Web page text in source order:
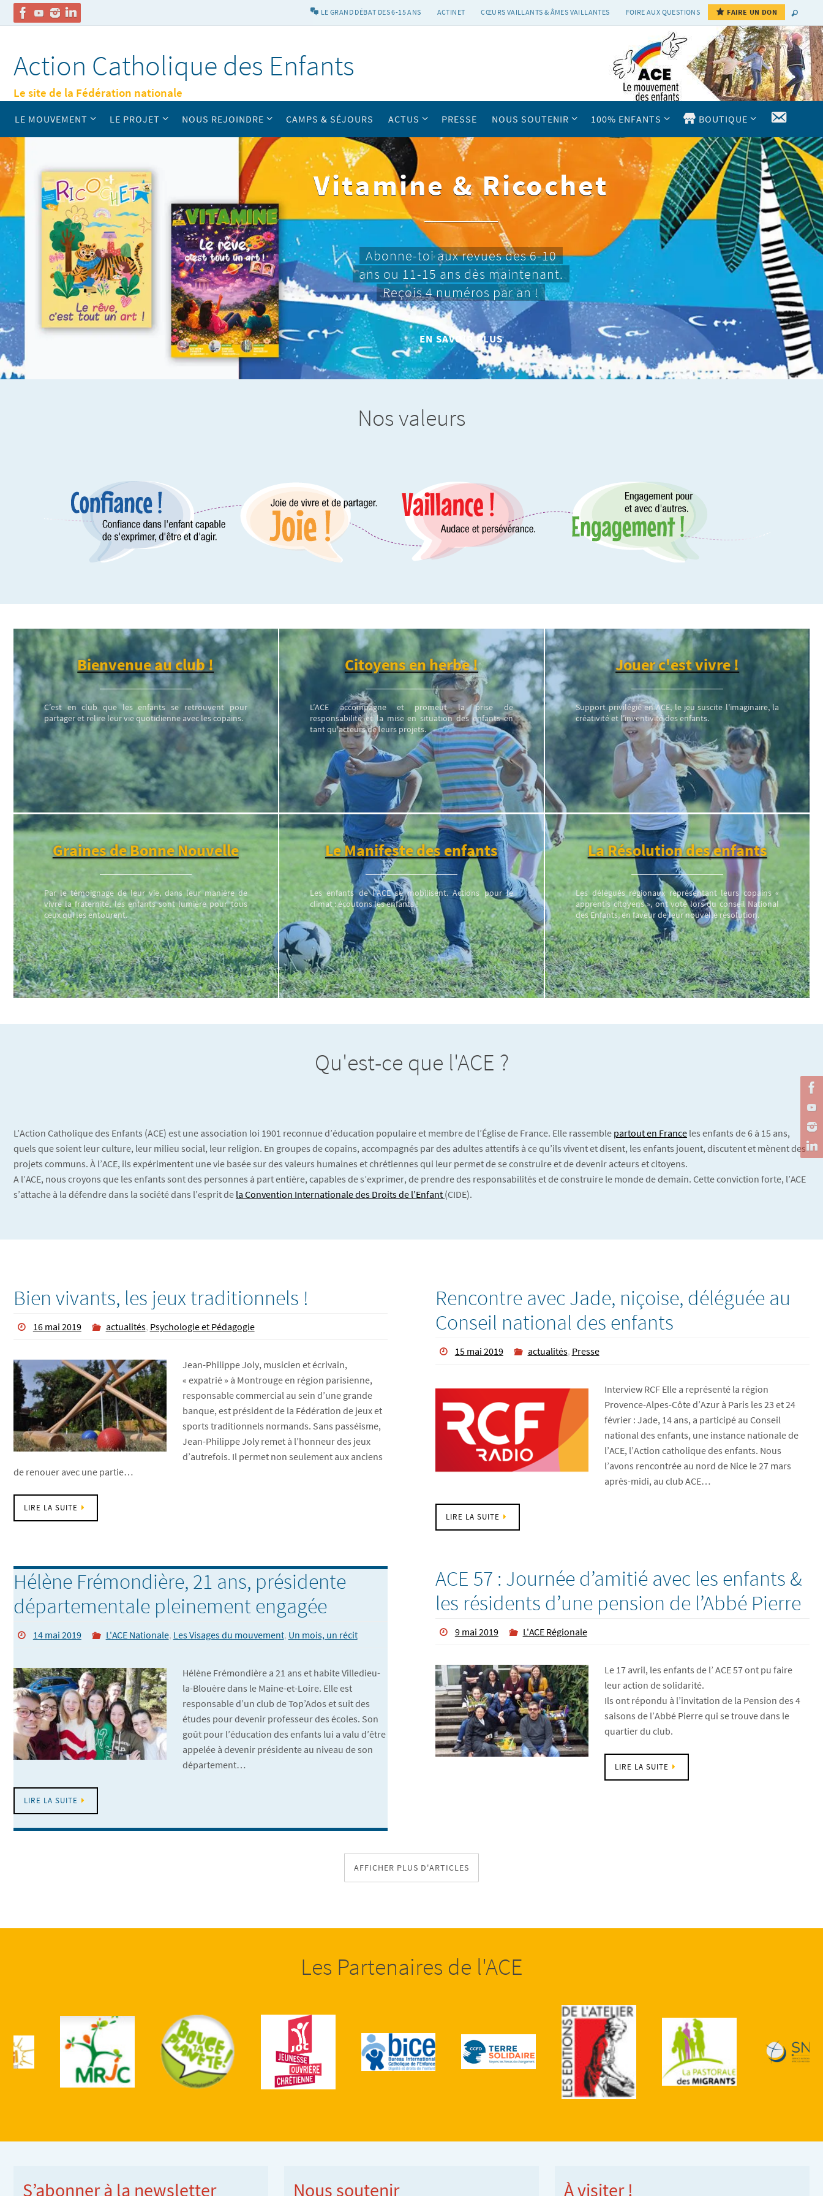
contenu
LE GRAND DÉBAT DES 6-15 ANS ACTINET CŒURS VAILLANTS & ÂMES VAILLANTES FOIRE AUX QUESTIONS FAIRE UN DON
Action Catholique des Enfants
Le site de la Fédération nationale
contenu
LE MOUVEMENT LE PROJET NOUS REJOINDRE CAMPS & SÉJOURS ACTUS PRESSE NOUS SOUTENIR 100% ENFANTS BOUTIQUE
Vitamine & Ricochet
Abonne-toi aux revues des 6-10
ans ou 11-15 ans dès maintenant.
Reçois 4 numéros par an !
EN SAVOIR PLUS
Nos valeurs
Bienvenue au club !
C’est en club que les enfants se retrouvent pour
partager et relire leur vie quotidienne avec les copains.
Citoyens en herbe !
L’ACE accompagne et promeut la prise de
responsabilité et la mise en situation des enfants en
tant qu'acteurs de leurs projets.
Jouer c'est vivre !
Support privilégié en ACE, le jeu suscite l'imaginaire, la
créativité et l’inventivité des enfants.
Graines de Bonne Nouvelle
Par le témoignage de leur vie, dans leur manière de
vivre la fraternité, les enfants sont lumière pour tous
ceux qui les entourent.
Le Manifeste des enfants
Les enfants de l’ACE se mobilisent. Actions pour le
climat : écoutons les enfants !
La Résolution des enfants
Les délégués régionaux représentant leurs copains «
apprentis citoyens », ont voté lors du conseil National
des Enfants, en faveur de leur nouvelle résolution.
Qu'est-ce que l'ACE ?
L’Action Catholique des Enfants (ACE) est une association loi 1901 reconnue d’éducation populaire et membre de l’Église de France. Elle rassemble partout en France les enfants de 6 à 15 ans,
quels que soient leur culture, leur milieu social, leur religion. En groupes de copains, accompagnés par des adultes attentifs à ce qu’ils vivent et disent, les enfants jouent, discutent et mènent des
projets communs. À l’ACE, ils expérimentent une vie basée sur des valeurs humaines et chrétiennes qui leur permet de se construire et de devenir acteurs et citoyens.
A l’ACE, nous croyons que les enfants sont des personnes à part entière, capables de s’exprimer, de prendre des responsabilités et de construire le monde de demain. Cette conviction forte, l’ACE
s’attache à la défendre dans la société dans l’esprit de la Convention Internationale des Droits de l’Enfant (CIDE).
Bien vivants, les jeux traditionnels !
16 mai 2019 actualités, Psychologie et Pédagogie
Jean-Philippe Joly, musicien et écrivain,
« expatrié » à Montrouge en région parisienne,
responsable commercial au sein d’une grande
banque, est président de la Fédération de jeux et
sports traditionnels normands. Sans passéisme,
Jean-Philippe Joly remet à l’honneur des jeux
d’autrefois. Il permet non seulement aux anciens
de renouer avec une partie…
LIRE LA SUITE
Rencontre avec Jade, niçoise, déléguée au
Conseil national des enfants
15 mai 2019 actualités, Presse
Interview RCF Elle a représenté la région
Provence-Alpes-Côte d’Azur à Paris les 23 et 24
février : Jade, 14 ans, a participé au Conseil
national des enfants, une instance nationale de
l’ACE, l’Action catholique des enfants. Nous
l’avons rencontrée au nord de Nice le 27 mars
après-midi, au club ACE…
LIRE LA SUITE
Hélène Frémondière, 21 ans, présidente
départementale pleinement engagée
14 mai 2019 L'ACE Nationale, Les Visages du mouvement, Un mois, un récit
Hélène Frémondière a 21 ans et habite Villedieu-
la-Blouère dans le Maine-et-Loire. Elle est
responsable d’un club de Top’Ados et suit des
études pour devenir professeur des écoles. Son
goût pour l’éducation des enfants lui a valu d’être
appelée à devenir présidente au niveau de son
département…
LIRE LA SUITE
ACE 57 : Journée d’amitié avec les enfants &
les résidents d’une pension de l’Abbé Pierre
9 mai 2019 L'ACE Régionale
Le 17 avril, les enfants de l’ ACE 57 ont pu faire
leur action de solidarité.
Ils ont répondu à l’invitation de la Pension des 4
saisons de l’Abbé Pierre qui se trouve dans le
quartier du club.
LIRE LA SUITE
AFFICHER PLUS D'ARTICLES
Les Partenaires de l'ACE
S’abonner à la newsletter Nous soutenir À visiter !